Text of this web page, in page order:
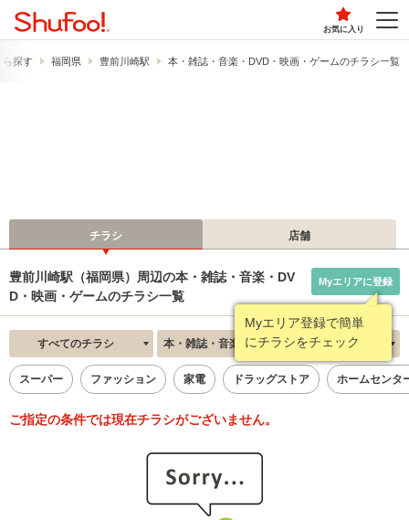
お気に入り
ら探す 福岡県 豊前川崎駅 本・雑誌・音楽・DVD・映画・ゲームのチラシ一覧
チラシ 店舗
豊前川崎駅（福岡県）周辺の本・雑誌・音楽・DV
D・映画・ゲームのチラシ一覧
Myエリア登録で簡単
にチラシをチェック
Myエリアに登録
すべてのチラシ 本・雑誌・音楽・DVD・映画・ゲーム 新着順
スーパー ファッション 家電 ドラッグストア ホームセンタ
ご指定の条件では現在チラシがございません。